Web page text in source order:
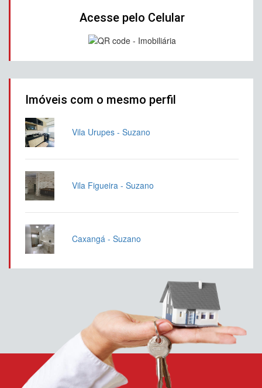
Acesse pelo Celular
Imóveis com o mesmo perfil
Vila Urupes - Suzano
Vila Figueira - Suzano
Caxangá - Suzano